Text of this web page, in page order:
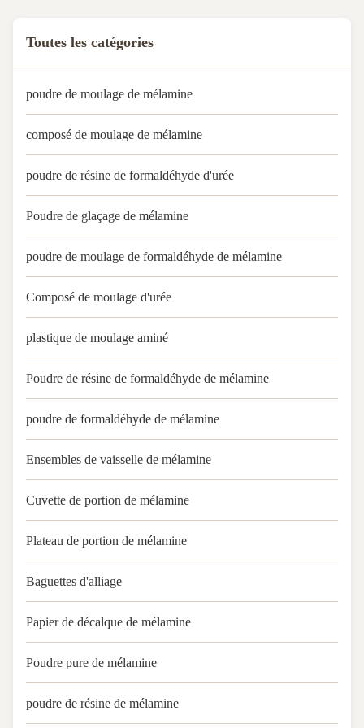
Toutes les catégories
poudre de moulage de mélamine
composé de moulage de mélamine
poudre de résine de formaldéhyde d'urée
Poudre de glaçage de mélamine
poudre de moulage de formaldéhyde de mélamine
Composé de moulage d'urée
plastique de moulage aminé
Poudre de résine de formaldéhyde de mélamine
poudre de formaldéhyde de mélamine
Ensembles de vaisselle de mélamine
Cuvette de portion de mélamine
Plateau de portion de mélamine
Baguettes d'alliage
Papier de décalque de mélamine
Poudre pure de mélamine
poudre de résine de mélamine